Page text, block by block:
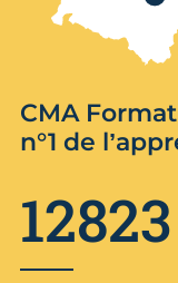
CMA
n°1 de
12823